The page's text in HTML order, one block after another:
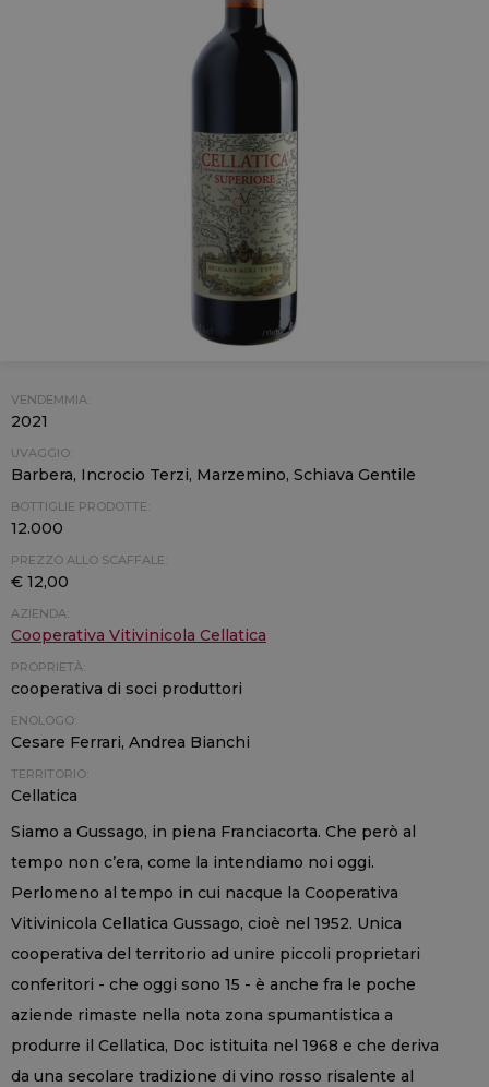
VENDEMMIA:
2021
UVAGGIO:
Barbera, Incrocio Terzi, Marzemino, Schiava Gentile
BOTTIGLIE PRODOTTE:
12.000
PREZZO ALLO SCAFFALE:
€ 12,00
AZIENDA:
Cooperativa Vitivinicola Cellatica
PROPRIETÀ:
cooperativa di soci produttori
ENOLOGO:
Cesare Ferrari, Andrea Bianchi
TERRITORIO:
Cellatica
Siamo a Gussago, in piena Franciacorta. Che però al
tempo non c’era, come la intendiamo noi oggi.
Perlomeno al tempo in cui nacque la Cooperativa
Vitivinicola Cellatica Gussago, cioè nel 1952. Unica
cooperativa del territorio ad unire piccoli proprietari
conferitori - che oggi sono 15 - è anche fra le poche
aziende rimaste nella nota zona spumantistica a
produrre il Cellatica, Doc istituita nel 1968 e che deriva
da una secolare tradizione di vino rosso risalente al